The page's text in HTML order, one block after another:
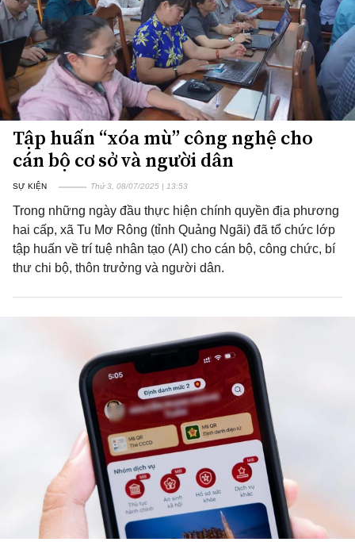
Tập huấn “xóa mù” công nghệ cho
cán bộ cơ sở và người dân
SỰ KIỆN Thứ 3, 08/07/2025 | 13:53
Trong những ngày đầu thực hiện chính quyền địa phương
hai cấp, xã Tu Mơ Rông (tỉnh Quảng Ngãi) đã tổ chức lớp
tập huấn về trí tuệ nhân tạo (AI) cho cán bộ, công chức, bí
thư chi bộ, thôn trưởng và người dân.